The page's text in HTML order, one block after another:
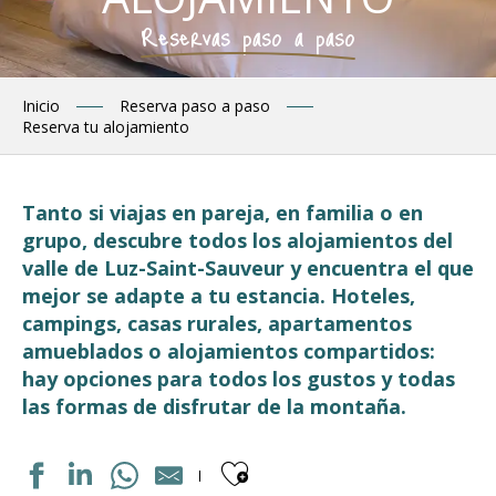
Reservas paso a paso
Inicio
Reserva paso a paso
Reserva tu alojamiento
Tanto si viajas en pareja, en familia o en
grupo, descubre todos los alojamientos del
valle de Luz-Saint-Sauveur y encuentra el que
mejor se adapte a tu estancia. Hoteles,
campings, casas rurales, apartamentos
amueblados o alojamientos compartidos:
hay opciones para todos los gustos y todas
las formas de disfrutar de la montaña.
Ajouter aux